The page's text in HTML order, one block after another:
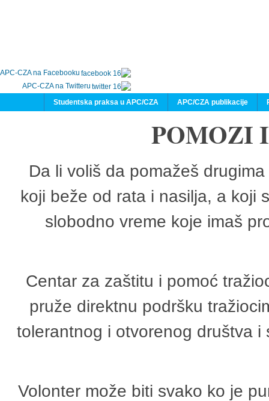
APC-CZA na Facebooku
APC-CZA na Twitteru
APC/CZA publikacije
Studentska praksa u APC/CZA
POMOZI
Da li voliš da pomažeš
koji beže od rata i nasilja, a koji
slobodno vreme koje imaš
Centar za zaštitu i pomoć
pruže direktnu podršku
tolerantnog i otvorenog društva
Volonter može biti svako ko je